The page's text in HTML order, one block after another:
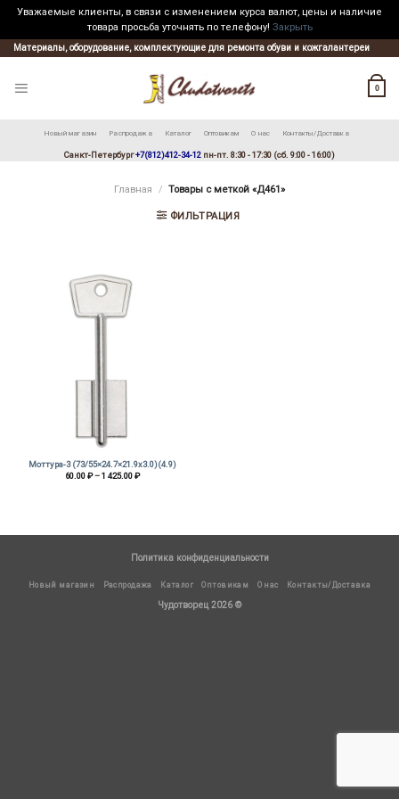
Уважаемые клиенты, в связи с изменением курса валют, цены и наличие
товара просьба уточнять по телефону! Закрыть
Skip
to
Материалы, оборудование, комплектующие для ремонта обуви и кожгалантереи
0
Новый магазин Распродажа Каталог Оптовикам О нас Контакты/Доставка
Санкт-Петербург+7(812)412-34-12 пн-пт. 8:30 - 17:30 (сб. 9:00 - 16:00)
Главная / Товары с меткой «Д461»
ФИЛЬТРАЦИЯ
Моттура-3 (73/55×24.7×21.9х3.0)(4.9)
60.00₽ – 1 425.00₽Диапазон
Политика конфиденциальности
Новый магазин Распродажа Каталог Оптовикам О нас Контакты/Доставка
Чудотворец 2026 ©